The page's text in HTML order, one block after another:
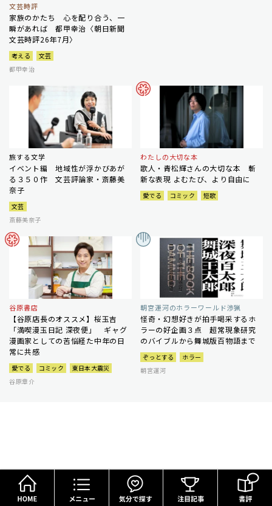
文芸時評
家族のかたち 心を配り合う、一
瞬があれば 都甲幸治〈朝日新聞
文芸時評26年7月〉
考える
文芸
都甲幸治
旅する文学
イベント編 地域性が浮かびあが
る３５０作 文芸評論家・斎藤美
奈子
文芸
斎藤美奈子
わたしの大切な本
歌人・青松輝さんの大切な本 斬
新な表現 よむたび、より自由に
愛でる コミック 短歌
谷原書店
【谷原店長のオススメ】桜玉吉
「満喫漫玉日記 深夜便」 ギャグ
漫画家としての苦悩経た中年の日
常に共感
愛でる コミック
東日本大震災
谷原章介
朝宮運河のホラーワールド渉猟
怪奇・幻想好きが拍手喝采するホ
ラーの好企画３点 超常現象研究
のバイブルから舞城版百物語まで
ぞっとする
ホラー
朝宮運河